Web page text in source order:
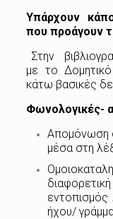
Υπάρχουν
που προάγουν
Στην
με το
κάτω βασικές
Φωνολογικές-
Απομόνωση
μέσα στη
ήχου/